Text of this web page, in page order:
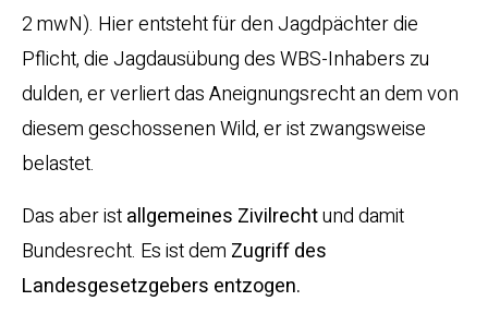
2 mwN). Hier entsteht für den Jagdpächter die
Pflicht, die Jagdausübung des WBS-Inhabers zu
dulden, er verliert das Aneignungsrecht an dem von
diesem geschossenen Wild, er ist zwangsweise
belastet.
Das aber istallgemeines Zivilrechtund damit
Bundesrecht. Es ist dem Zugriff des
Landesgesetzgebers entzogen.